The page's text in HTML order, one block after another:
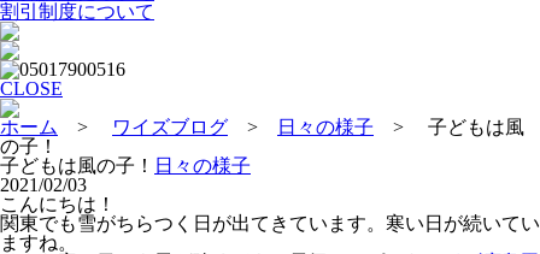
割引制度について
CLOSE
ホーム
> ワイズブログ > 日々の様子 > 子どもは風
の子！
子どもは風の子！ 日々の様子
2021/02/03
こんにちは！
関東でも雪がちらつく日が出てきています。寒い日が続いてい
ますね。